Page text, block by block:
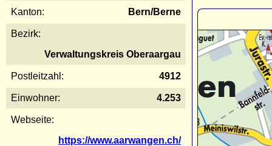
Kanton: Bern/Berne
Bezirk:
Verwaltungskreis Oberaargau
Postleitzahl: 4912
Einwohner: 4.253
Webseite:
https://www.aarwangen.ch/